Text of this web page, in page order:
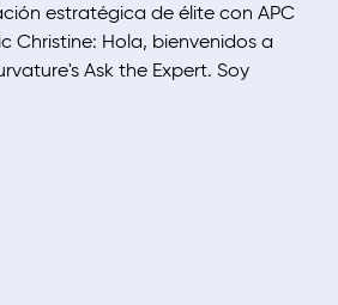
estratégica de élite con APC
Christine: Hola, bienvenidos a
Ask the Expert. Soy